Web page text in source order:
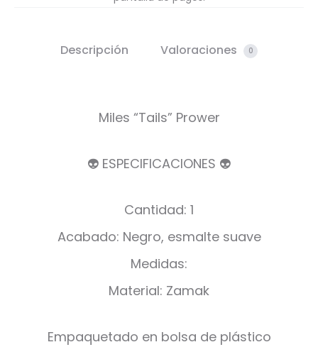
Descripción Valoraciones 0
Miles “Tails” Prower
👽 ESPECIFICACIONES 👽
Cantidad: 1
Acabado: Negro, esmalte suave
Medidas:
Material: Zamak
Empaquetado en bolsa de plástico